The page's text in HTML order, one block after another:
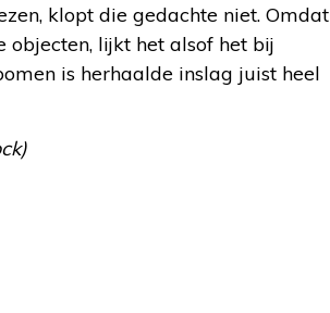
klopt die gedachte niet. Omdat
objecten, lijkt het alsof het bij
is herhaalde inslag juist heel